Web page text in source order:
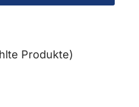
Produkte)